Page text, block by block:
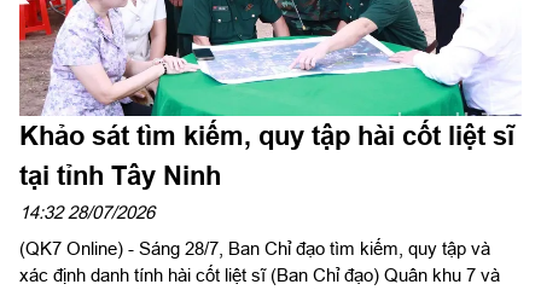
Khảo sát tìm kiếm, quy tập hài cốt liệt sĩ
tại tỉnh Tây Ninh
14:32 28/07/2026
(QK7 Online) - Sáng 28/7, Ban Chỉ đạo tìm kiếm, quy tập và
xác định danh tính hài cốt liệt sĩ (Ban Chỉ đạo) Quân khu 7 và